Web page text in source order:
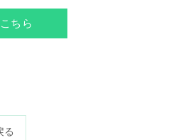
ちら
る